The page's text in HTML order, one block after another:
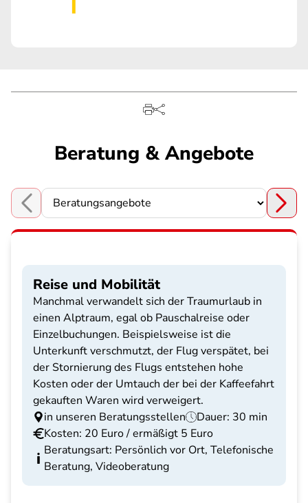
Beratung & Angebote
Choose a section
Reise und Mobilität
Manchmal verwandelt sich der Traumurlaub in
einen Alptraum, egal ob Pauschalreise oder
Einzelbuchungen. Beispielsweise ist die
Unterkunft verschmutzt, der Flug verspätet, bei
der Stornierung des Flugs entstehen hohe
Kosten oder der Umtauch der bei der Kaffeefahrt
gekauften Waren wird verweigert.
in unseren Beratungsstellen
Dauer: 30 min
Kosten: 20 Euro / ermäßigt 5 Euro
Beratungsart: Persönlich vor Ort, Telefonische
Beratung, Videoberatung